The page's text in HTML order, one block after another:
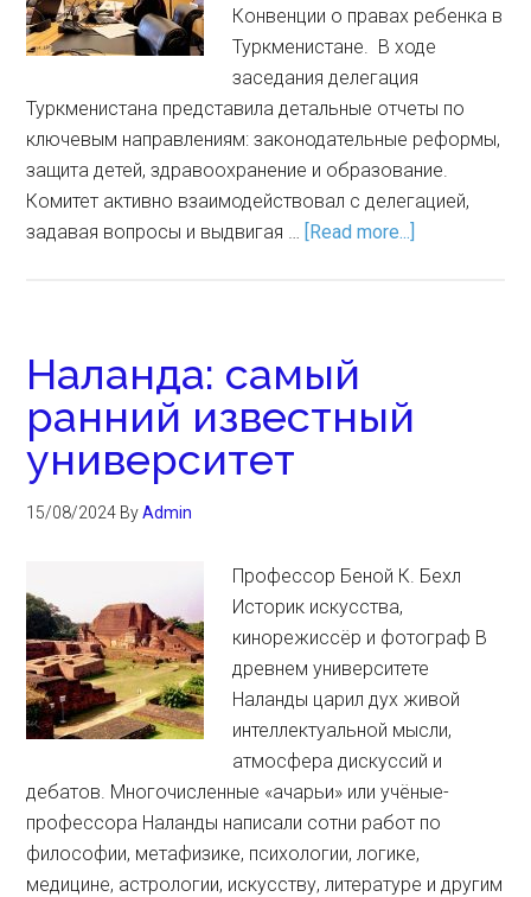
Конвенции о правах ребенка в
Туркменистане. В ходе
заседания делегация
Туркменистана представила детальные отчеты по
ключевым направлениям: законодательные реформы,
защита детей, здравоохранение и образование.
Комитет активно взаимодействовал с делегацией,
задавая вопросы и выдвигая … [Read more...]
Наланда: самый
ранний известный
университет
15/08/2024 ByAdmin
Профессор Беной К. Бехл
Историк искусства,
кинорежиссёр и фотограф В
древнем университете
Наланды царил дух живой
интеллектуальной мысли,
атмосфера дискуссий и
дебатов. Многочисленные «ачарьи» или учёные-
профессора Наланды написали сотни работ по
философии, метафизике, психологии, логике,
медицине, астрологии, искусству, литературе и другим